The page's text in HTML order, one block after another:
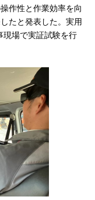
作性と作業効率を向
たと発表した。実用
現場で実証試験を行